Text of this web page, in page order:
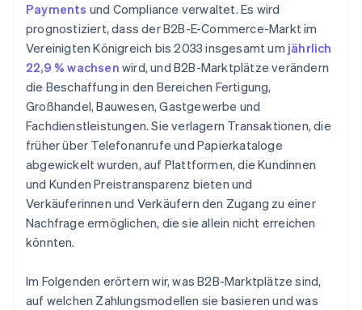
Payments und Compliance verwaltet. Es wird
prognostiziert, dass der B2B-E-Commerce-Markt im
Vereinigten Königreich bis 2033 insgesamt um jährlich
22,9 % wachsen wird, und B2B-Marktplätze verändern
die Beschaffung in den Bereichen Fertigung,
Großhandel, Bauwesen, Gastgewerbe und
Fachdienstleistungen. Sie verlagern Transaktionen, die
früher über Telefonanrufe und Papierkataloge
abgewickelt wurden, auf Plattformen, die Kundinnen
und Kunden Preistransparenz bieten und
Verkäuferinnen und Verkäufern den Zugang zu einer
Nachfrage ermöglichen, die sie allein nicht erreichen
könnten.
Im Folgenden erörtern wir, was B2B-Marktplätze sind,
auf welchen Zahlungsmodellen sie basieren und was